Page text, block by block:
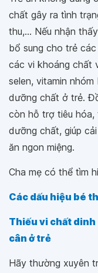
chất gây ra tình
thu,... Nếu nhận
bổ sung cho trẻ
các vi khoáng chất
selen, vitamin
dưỡng chất ở trẻ.
còn hỗ trợ tiêu hóa,
dưỡng chất, giúp
ăn ngon miệng.
Cha mẹ có thể tìm
Các dấu hiệu bé
Thiếu vi chất
cân ở trẻ
Hãy thường xuyên